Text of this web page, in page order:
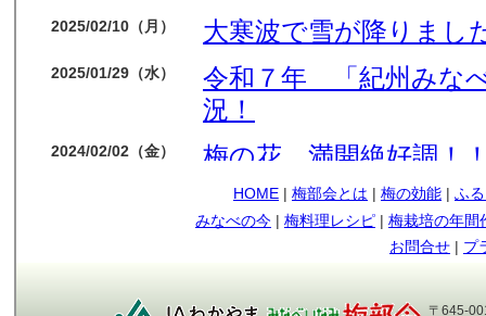
2025/02/10（月） 大寒波で雪が降りまし
2025/01/29（水）
令和７年 「紀州みな
況！
2024/02/02（金） 梅の花 満開絶好調！
今年も梅の花順調です
もう少しで収獲です
順調に育ってます
HOME | 梅部会とは | 梅の効能 | ふ
みなべの今 | 梅料理レシピ | 梅栽培の年間
お問合せ | プ
〒645-